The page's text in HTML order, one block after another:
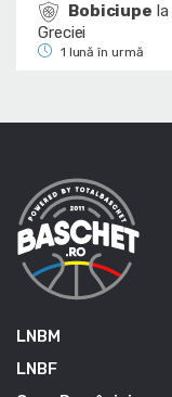
Bobiciupe la
Greciei
1 lună în urmă
LNBM
LNBF